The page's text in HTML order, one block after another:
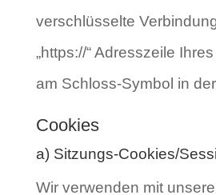
verschlüsselte
„https://“ Adresszeile
am Schloss-Symbol in
Cookies
a) Sitzungs-Cookies/
Wir verwenden mit